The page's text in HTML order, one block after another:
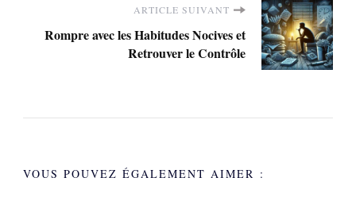
ARTICLE SUIVANT
Rompre avec les Habitudes Nocives et
Retrouver le Contrôle
VOUS POUVEZ ÉGALEMENT AIMER :